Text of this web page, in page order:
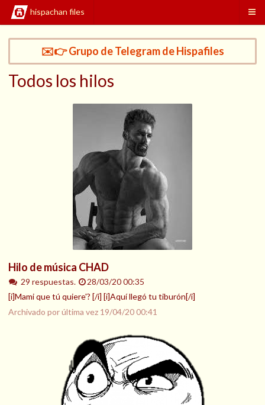
hispachan files
✉️👉 Grupo de Telegram de Hispafiles
Todos los hilos
Hilo de música CHAD
29 respuestas.
28/03/20 00:35
[i]Mami que tú quiere'? [/i] [i]Aquí llegó tu tiburón[/i]
Archivado por última vez 19/04/20 00:41